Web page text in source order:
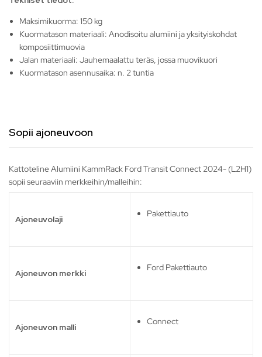
Maksimikuorma: 150 kg
Kuormatason materiaali: Anodisoitu alumiini ja yksityiskohdat
komposiittimuovia
Jalan materiaali: Jauhemaalattu teräs, jossa muovikuori
Kuormatason asennusaika: n. 2 tuntia
Sopii ajoneuvoon
Kattoteline Alumiini KammRack Ford Transit Connect 2024- (L2H1)
sopii seuraaviin merkkeihin/malleihin:
Ajoneuvolaji
Pakettiauto
Ajoneuvon merkki
Ford Pakettiauto
Ajoneuvon malli
Connect